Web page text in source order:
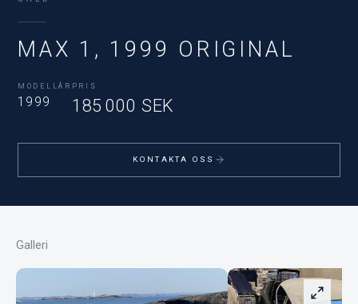
MAX 1, 1999 ORIGINAL
MODELLÅR
1999
PRIS
185 000 SEK
KONTAKTA OSS
Galleri